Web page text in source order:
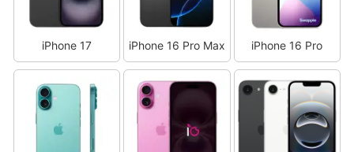
iPhone 17 iPhone 16 Pro Max iPhone 16 Pro